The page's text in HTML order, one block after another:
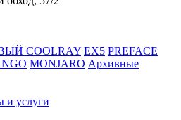
COOLRAY EX5 PREFACE
MONJARO Архивные
и услуги